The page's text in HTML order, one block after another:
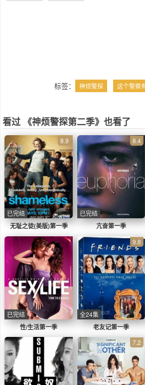
标签： 神烦警探 这个警察
看过 《神烦警探第二季》也看了
无耻之徒(美版)第一季
8.9
已完结
亢奋第一季
8.4
已完结
性/生活第一季
已完结
老友记第一季
9.8
全24集
7.2